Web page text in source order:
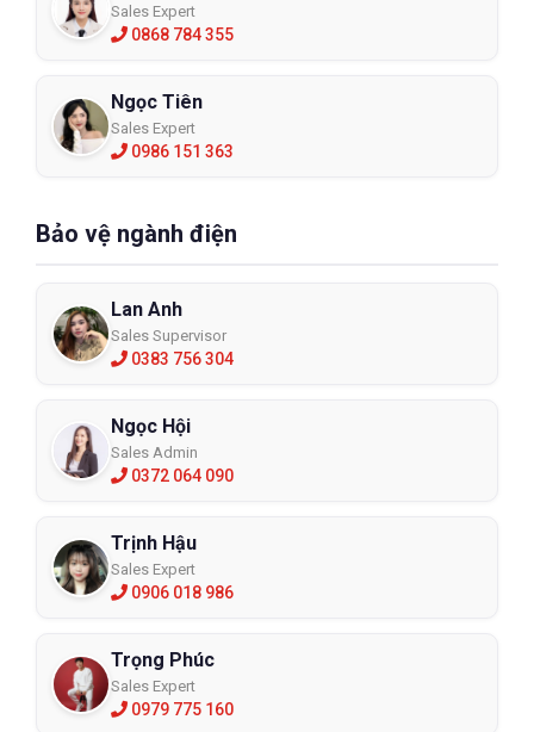
Sales Expert
0868 784 355
Ngọc Tiên
Sales Expert
0986 151 363
Bảo vệ ngành điện
Lan Anh
Sales Supervisor
0383 756 304
Ngọc Hội
Sales Admin
0372 064 090
Trịnh Hậu
Sales Expert
0906 018 986
Trọng Phúc
Sales Expert
0979 775 160